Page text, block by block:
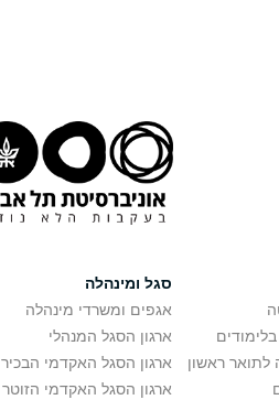
לתואר ראשון
סגל ומינהלה
אגפים ומשרדי מינהלה
ארגון הסגל המנהלי
ארגון הסגל האקדמי הבכיר
ארגון הסגל האקדמי הזוטר